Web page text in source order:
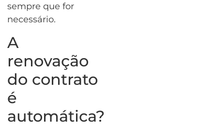
sempre que for
necessário.
A
renovação
do contrato
é
automática?